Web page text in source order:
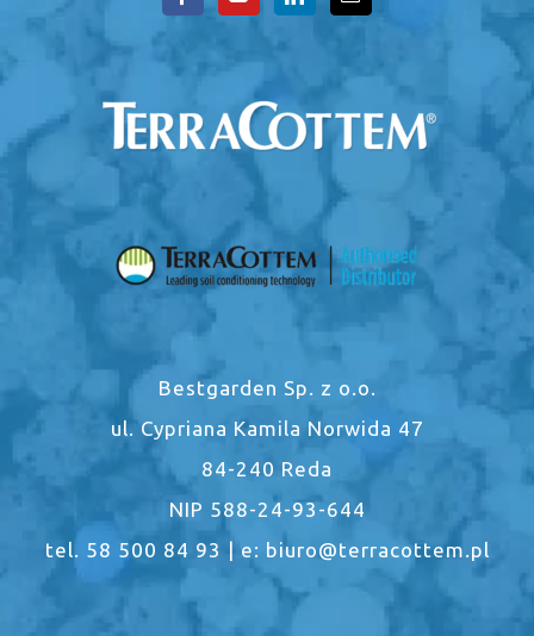
Bestgarden Sp. z o.o.
ul. Cypriana Kamila Norwida 47
84-240 Reda
NIP 588-24-93-644
tel. 58 500 84 93 | e: biuro@terracottem.pl